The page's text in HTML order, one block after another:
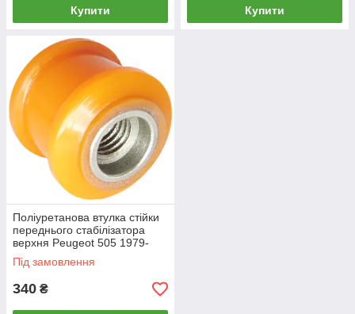
Купити Купити
Поліуретанова втулка стійки
переднього стабілізатора
верхня Peugeot 505 1979-
1992
Під замовлення
340 ₴